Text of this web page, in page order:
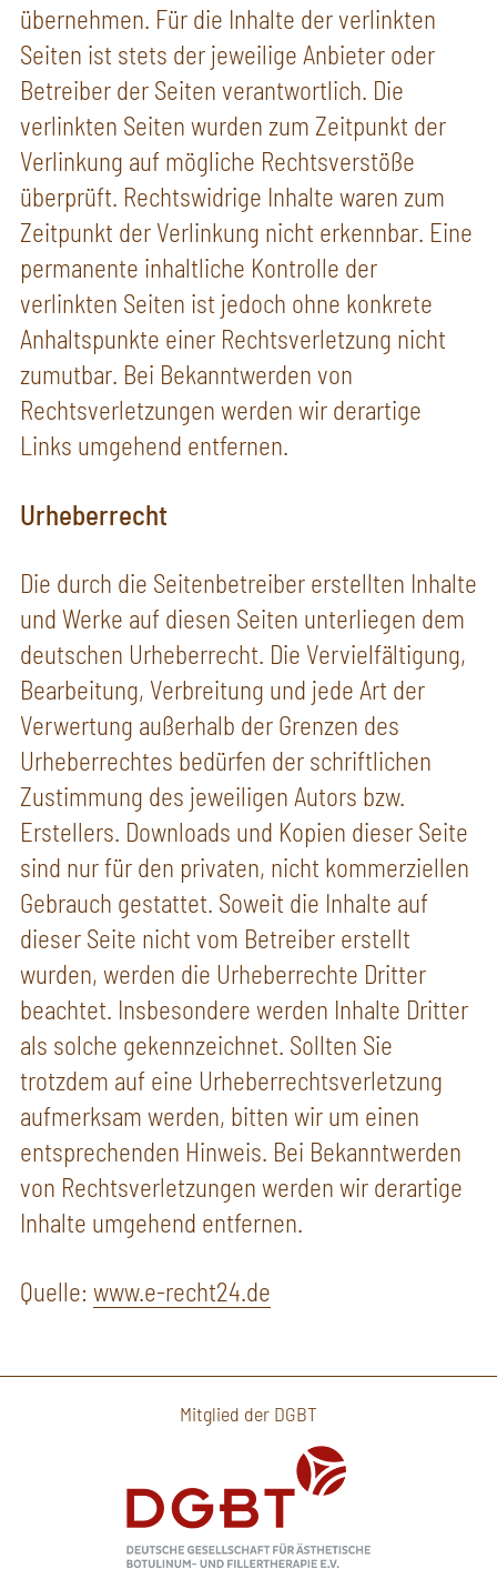
übernehmen. Für die Inhalte der verlinkten
Seiten ist stets der jeweilige Anbieter oder
Betreiber der Seiten verantwortlich. Die
verlinkten Seiten wurden zum Zeitpunkt der
Verlinkung auf mögliche Rechtsverstöße
überprüft. Rechtswidrige Inhalte waren zum
Zeitpunkt der Verlinkung nicht erkennbar. Eine
permanente inhaltliche Kontrolle der
verlinkten Seiten ist jedoch ohne konkrete
Anhaltspunkte einer Rechtsverletzung nicht
zumutbar. Bei Bekanntwerden von
Rechtsverletzungen werden wir derartige
Links umgehend entfernen.
Urheberrecht
Die durch die Seitenbetreiber erstellten Inhalte
und Werke auf diesen Seiten unterliegen dem
deutschen Urheberrecht. Die Vervielfältigung,
Bearbeitung, Verbreitung und jede Art der
Verwertung außerhalb der Grenzen des
Urheberrechtes bedürfen der schriftlichen
Zustimmung des jeweiligen Autors bzw.
Erstellers. Downloads und Kopien dieser Seite
sind nur für den privaten, nicht kommerziellen
Gebrauch gestattet. Soweit die Inhalte auf
dieser Seite nicht vom Betreiber erstellt
wurden, werden die Urheberrechte Dritter
beachtet. Insbesondere werden Inhalte Dritter
als solche gekennzeichnet. Sollten Sie
trotzdem auf eine Urheberrechtsverletzung
aufmerksam werden, bitten wir um einen
entsprechenden Hinweis. Bei Bekanntwerden
von Rechtsverletzungen werden wir derartige
Inhalte umgehend entfernen.
Quelle: www.e-recht24.de
Mitglied der DGBT